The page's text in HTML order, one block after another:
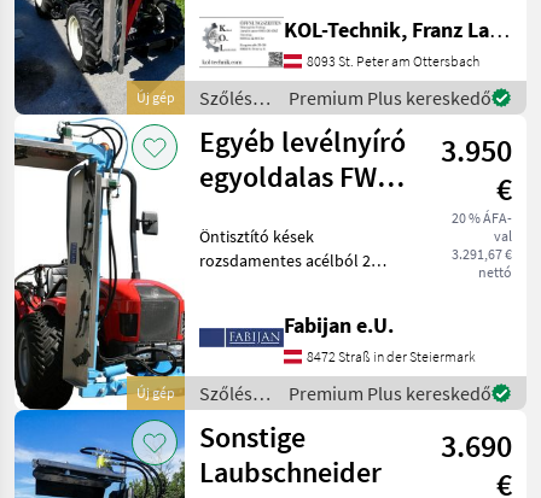
Új gép
Modellbauweise -
Zentralrahmen -
Ausklinkvorrichtung des
oberen Schnittbalkens -
Spielfrei einst
KOL-Technik, Franz Lampl-Küssner
8093 St. Peter am Ottersbach
Szőlészeti
gépek /
Sonstige
Premium Plus kereskedő
Új gép
Egyéb levélnyíró
egyoldalas FW
kedvezmény!
3.950
€
20 % ÁFA-
val
3.291,67 €
nettó
Öntisztító kések
rozsdamentes acélból 2
süllyesztéshez 1 henger az
oldalirányú dőléshez
Rozsdamentes acél
terelőlap A f
Fabijan e.U.
8472 Straß in der Steiermark
Szőlészeti
gépek /
Sonstige
Premium Plus kereskedő
Sonstige
Laubschneider
3.690
€